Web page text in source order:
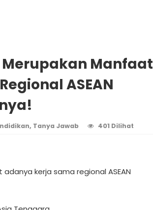
Manfaat
ASEAN
, Tanya Jawab 401 Dilihat
kerja sama regional ASEAN